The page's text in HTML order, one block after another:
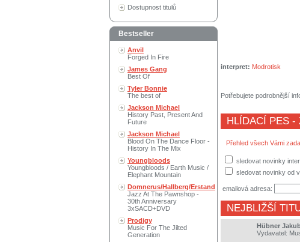
Dostupnost titulů
Bestseller
Anvil
Forged In Fire
James Gang
Best Of
Tyler Bonnie
The best of
Jackson Michael
History Past, Present And
Future
Jackson Michael
Blood On The Dance Floor -
History In The Mix
Youngbloods
Youngbloods / Earth Music /
Elephant Mountain
Domnerus/Hallberg/Erstand
Jazz At The Pawnshop -
30th Anniversary
3xSACD+DVD
Prodigy
Music For The Jilted
Generation
interpret: Modrotisk
Potřebujete podrobnější
HLÍDACÍ PES -
Přehled všech Vámi
sledovat novinky
sledovat novinky od
emailová adresa:
NEJBLIŽŠÍ
Hübner
Vydavatel: